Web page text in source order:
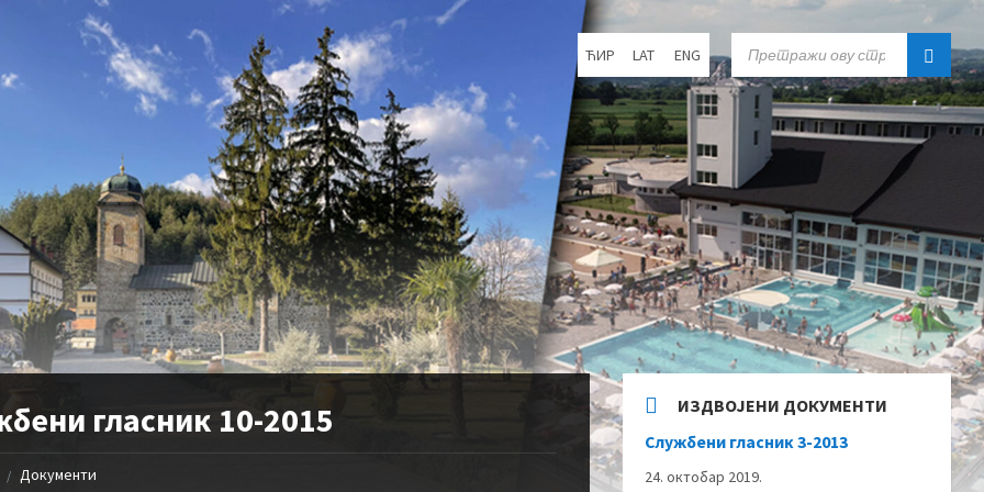
language:
ЋИР LAT ENG
гласник 10-2015
/ Документи
ИЗДВОЈЕНИ ДОКУМЕНТИ
Службени гласник 3-2013
24. октобар 2019.